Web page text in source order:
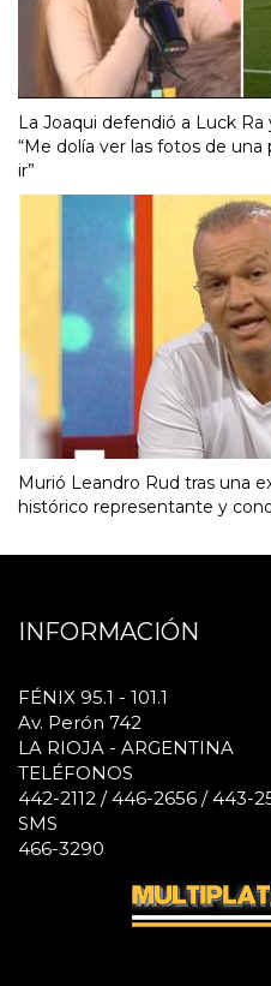
La Joaqui defendió a Luck
“Me dolía ver las fotos de
ir”
Murió Leandro Rud tras una
histórico representante y
INFORMACIÓN
FÉNIX 95.1 - 101.1
Av. Perón 742
LA RIOJA - ARGENTINA
TELÉFONOS
442-2112 / 446-2656 / 443-
SMS
466-3290